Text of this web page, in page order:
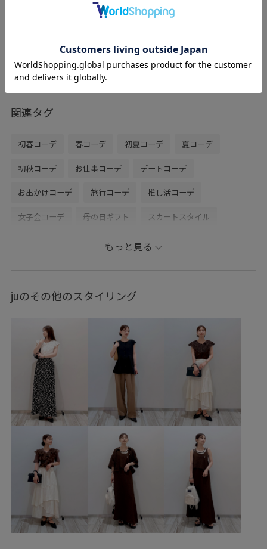
普段23or23.5のサイズを履きますが、23.5
でピッタリでした。
ストラップ付きで靴ずれしにくそうです。
甲が出ているので履くだけで抜け感が出ま
関連タグ
初春コーデ 春コーデ 初夏コーデ 夏コーデ
初秋コーデ お仕事コーデ デートコーデ
お出かけコーデ 旅行コーデ 推し活コーデ
女子会コーデ 母の日ギフト スカートスタイル
ヘルシーコーデ フェミニンコーデ
イエベ秋
シューズ BVC36160 GDM16670
GIA16040 26mother'sday 26officecasual
26RPUVCARE 26SSceremony
26SSシャーベットニット 2BUY10%OFF対象商品
RP26SS RP26SSceremony RP26SS_goods
RP26SS_サマーニット UVケア vis_26ss_summertops
Vネック ちゃんとプラスかわいい保証
カジュアル
カーディガン ケーブル編み コットン サンダル
もっと見る
juのその他のスタイリング